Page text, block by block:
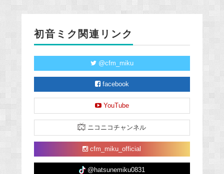
初音ミク関連リンク
@cfm_miku
facebook
YouTube
ニコニコチャンネル
cfm_miku_official
@hatsunemiku0831